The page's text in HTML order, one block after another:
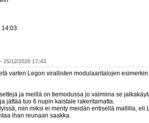
14:03.
12/2020 17:43
varten Legon virallisten modulaaritalojen
ja meillä on tiemodussa jo valmiina se
jättää tuo 6 nupin kaistale rakentamatta.
niin miksi ei menty meidän entisellä mallilla, eli
ihan reunaan saakka.